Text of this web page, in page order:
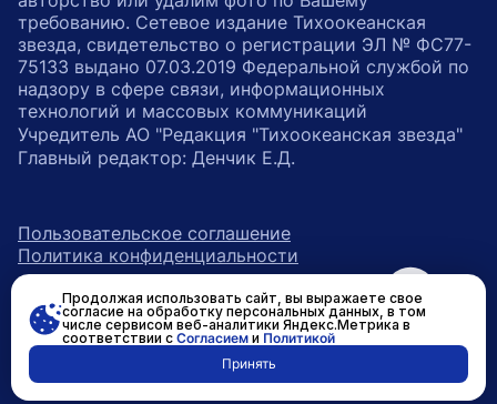
требованию. Сетевое издание Тихоокеанская
звезда, свидетельство о регистрации ЭЛ № ФС77-
75133 выдано 07.03.2019 Федеральной службой по
надзору в сфере связи, информационных
технологий и массовых коммуникаций
Учредитель АО "Редакция "Тихоокеанская звезда"
Главный редактор: Денчик Е.Д.
Пользовательское соглашение
Политика конфиденциальности
ссылка на главную
возрастное ограничение 16+
ссылка на страницу в Вконтакте
ссылка на страницу в
ссылка на канал в
Разработано в
Продолжая использовать сайт, вы выражаете свое
согласие на обработку персональных данных, в том
числе сервисом веб-аналитики Яндекс.Метрика в
соответствии с Согласиеми Политикой
Принять